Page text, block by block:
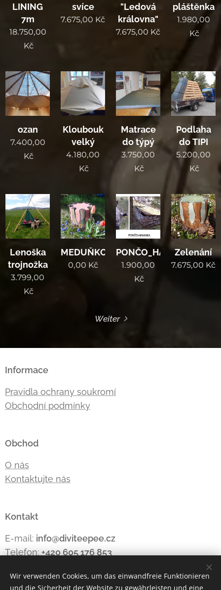
LINING
7m
18.750,00
Kč
svíce
7.675,00 Kč
"Ledová
královna"
7.675,00 Kč
pláštěnka
1.980,00
Kč
ozan
7.400,00
Kč
Kloubouk
velký
4.180,00
Kč
Matrace
do týpý
3.750,00
Kč
Podlaha
do TIPI
5.200,00
Kč
Lenoška
trojnožka
3.799,00
Kč
MEDUŇKOVÁ
0,00 Kč
PONČO_HAMAKA
1.900,00
Kč
Zelenání
7.675,00 Kč
Weiter
Informace
Pravidla ochrany soukromí
Obchodní podmínky
Obchod
O nás
Kontaktujte nás
Kontakt
E-mail: info@diviteepee.cz
Telefon:+420 605 176853
Wir verwenden Cookies, um das einwandfreie Funktionieren
und die Sicherheit der Website zu gewährleisten und eine